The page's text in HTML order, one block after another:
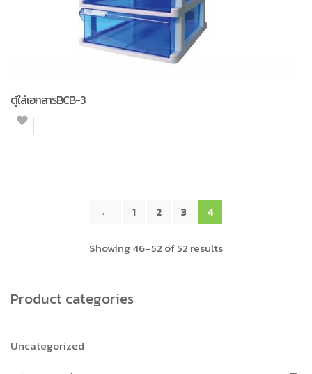
ตู้ใส่เอกสารBCB-3
← 1 2 3 4
Showing 46–52 of 52 results
Product categories
Uncategorized